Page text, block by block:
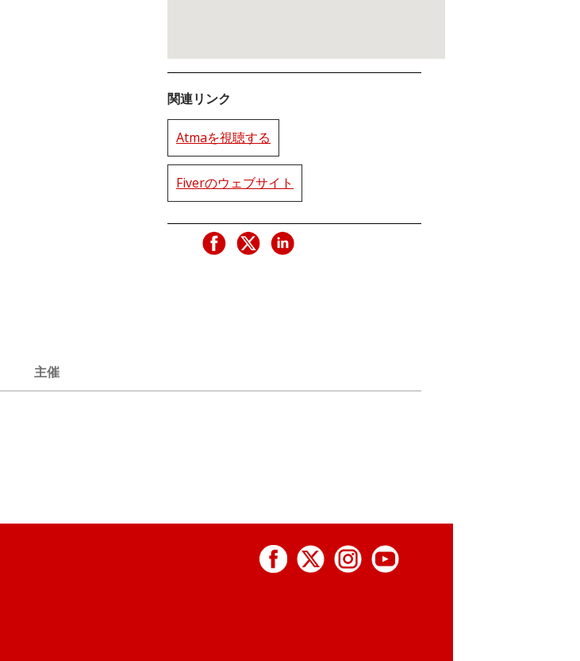
関連リンク
Atmaを視聴する
Fiverのウェブサイト
主催